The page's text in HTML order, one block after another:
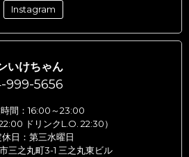
Instagram
いけちゃん
999-5656
間：16:00～23:00
ドリンクL.O. 22:30）
休日：第三水曜日
三之丸町3-1 三之丸東ビル